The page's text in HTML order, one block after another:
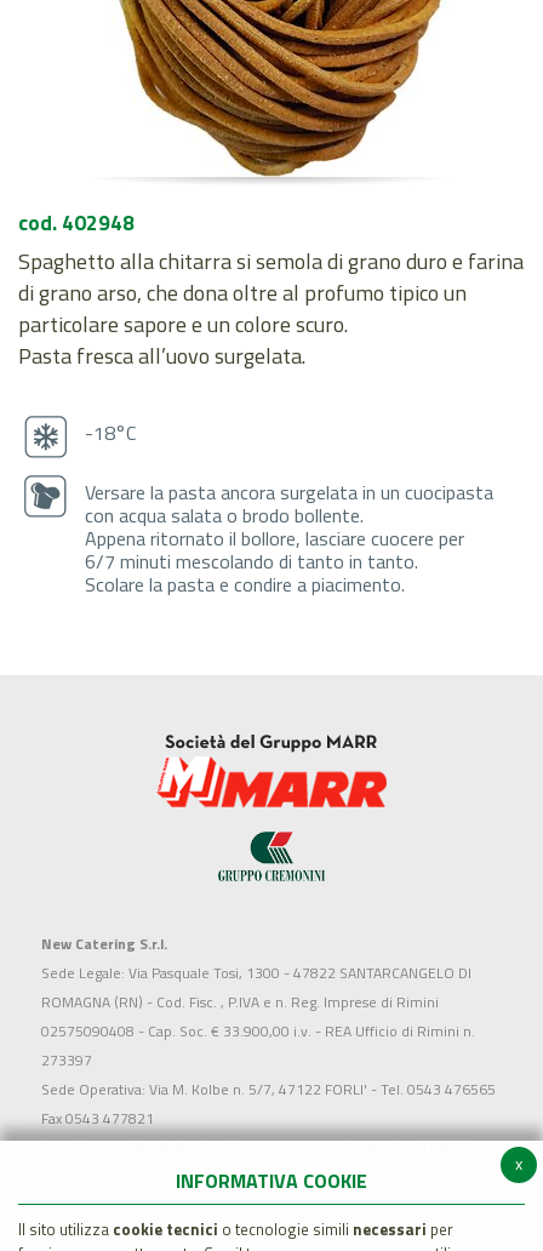
cod. 402948
Spaghetto alla chitarra si semola di grano duro e farina
di grano arso, che dona oltre al profumo tipico un
particolare sapore e un colore scuro.
Pasta fresca all’uovo surgelata.
-18°C
Versare la pasta ancora surgelata in un cuocipasta
con acqua salata o brodo bollente.
Appena ritornato il bollore, lasciare cuocere per
6/7 minuti mescolando di tanto in tanto.
Scolare la pasta e condire a piacimento.
New Catering S.r.l.
Sede Legale: Via Pasquale Tosi, 1300 - 47822 SANTARCANGELO DI
ROMAGNA (RN) - Cod. Fisc. , P.IVA e n. Reg. Imprese di Rimini
02575090408 - Cap. Soc. € 33.900,00 i.v. - REA Ufficio di Rimini n.
273397
Sede Operativa: Via M. Kolbe n. 5/7, 47122 FORLI' - Tel. 0543 476565
Fax 0543 477821
Società soggetta all'attività di direzione e coordinamento di MARR
x
INFORMATIVA COOKIE
Il sito utilizza cookie tecnici o tecnologie simili necessari per